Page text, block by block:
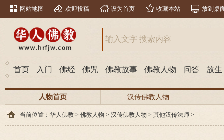
网站地图 欢迎投稿 设为首页 收藏本站 放到桌
首页 入门 佛经 佛咒 佛教故事 佛教人物 问答 放生
人物首页 汉传佛教人物
当前位置： 华人佛教 > 佛教人物 > 汉传佛教人物 > 其他汉传法师 >